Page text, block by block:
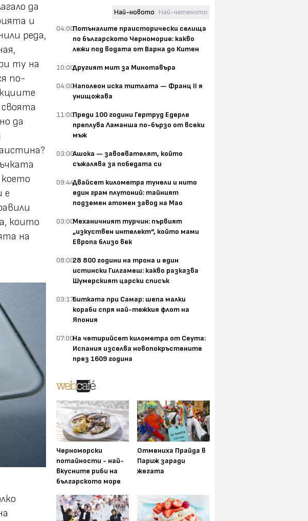
да
и
реда,
ту на
по-
да
е
които
на
Най-новото Най-четеното
04:00Потъналите праисторически селища
по българското Черноморие: какво
лежи под водата от Варна до Китен
10:00Другият мит за Минотавъра
04:00Наполеон иска титлата — Франц II я
унищожава
11:00Преди 100 години Гертруд Едерле
преплува Ламанша по-бързо от всеки
мъж
03:00Ашока — завоевателят, който
съжалява за победата си
09:44Двайсет километра тунели и нито
един грам плутоний: тайният
подземен атомен завод на Мао
03:00Механичният турчин: първият
„изкуствен интелект“, който мами
Европа близо век
08:0028 800 години на трона и един
истински Гилгамеш: какво разказва
Шумерският царски списък
03:17Битката при Самар: шепа малки
кораби спря най-тежкия флот на
Япония
07:00На четирийсет километра от Сеута:
Испания изселва новопокръстените
през 1609 година
Черноморски
потайности - най-
вкусните риби на
българското море
Отмениха Прайда в
Париж заради
жегата